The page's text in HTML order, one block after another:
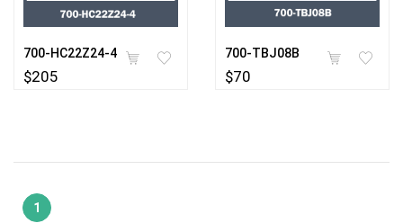
700-HC22Z24-4
$205
700-TBJ08B
$70
1